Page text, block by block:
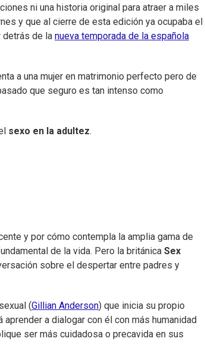
ni una historia original para atraer a miles
y que al cierre de esta edición ya ocupaba el
detrás de la nueva temporada de la española
a una mujer en matrimonio perfecto pero de
que seguro es tan intenso como
sexo en la adultez.
y por cómo contempla la amplia gama de
de la vida. Pero la británica Sex
sobre el despertar entre padres y
(Gillian Anderson) que inicia su propio
a dialogar con él con más humanidad
ser más cuidadosa o precavida en sus